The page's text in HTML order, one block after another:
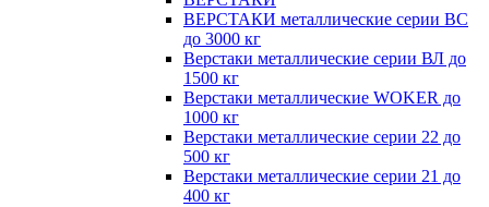
ВЕРСТАКИ металлические серии ВС
до 3000 кг
Верстаки металлические серии ВЛ до
1500 кг
Верстаки металлические WOKER до
1000 кг
Верстаки металлические серии 22 до
500 кг
Верстаки металлические серии 21 до
400 кг